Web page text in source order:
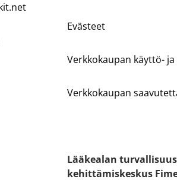
Evästeet
Verkkokaupan käyttö-
Verkkokaupan
Lääkealan
kehittämiskeskus